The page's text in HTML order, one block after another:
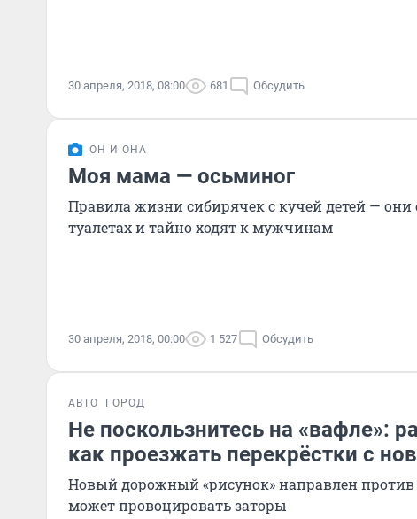
30 апреля, 2018, 08:00 681 Обсудить
ОН И ОНА
Моя мама — осьминог
Правила жизни сибирячек с кучей детей —
туалетах и тайно ходят к мужчинам
30 апреля, 2018, 00:00 1 527 Обсудить
АВТО ГОРОД
Не поскользнитесь на «вафле»:
как проезжать перекрёстки с
Новый дорожный «рисунок» направлен против
может провоцировать заторы